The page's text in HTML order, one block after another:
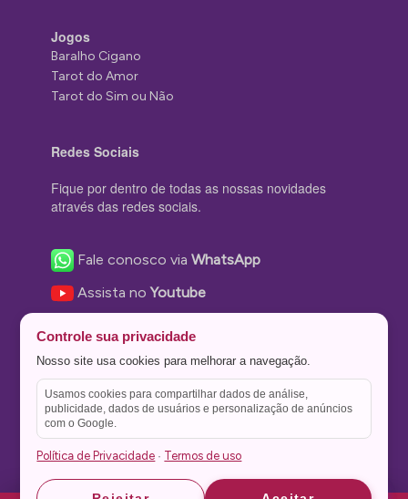
Jogos
Baralho Cigano
Tarot do Amor
Tarot do Sim ou Não
Redes Sociais
Fique por dentro de todas as nossas novidades
através das redes sociais.
Fale conosco viaWhatsApp
Assista noYoutube
Nos siga no Instagram
Nos siga noTwitter
Salve no
Controle sua privacidade
Nosso site usa cookies para melhorar a navegação.
Usamos cookies para compartilhar dados de análise,
publicidade, dados de usuários e personalização de anúncios
com o Google.
Política de Privacidade · Termos de uso